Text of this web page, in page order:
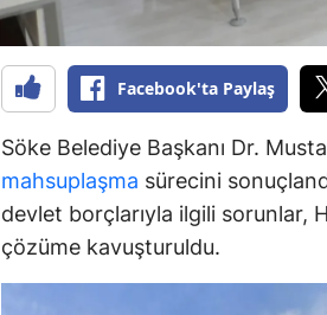
Van
Facebook'ta Paylaş
Söke Belediye Başkanı Dr.
mahsuplaşma sürecini
devlet borçlarıyla ilgili sorunlar,
çözüme kavuşturuldu.